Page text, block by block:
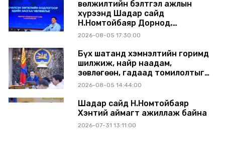
Өвөлжилтийн бэлтгэл ажлын
хүрээнд Шадар сайд
Н.Номтойбаяр Дорнод,
Сүхбаатар аймагт ажиллав
2026-08-05 17:30:00
Бүх шатанд хэмнэлтийн горимд
шилжиж, найр наадам,
зөвлөгөөн, гадаад томилолтыг
хориглолоо
2026-08-05 14:44:00
Шадар сайд Н.Номтойбаяр
Хэнтий аймагт ажиллаж байна
2026-07-31 13:11:00